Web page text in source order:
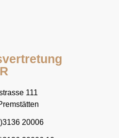
111
20006